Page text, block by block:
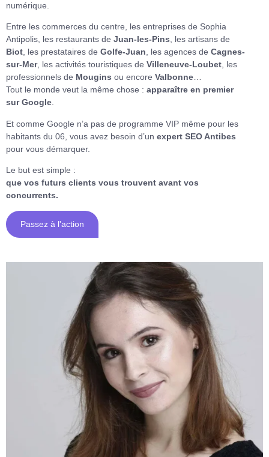
numérique.
Entre les commerces du centre, les entreprises de Sophia
Antipolis, les restaurants de Juan-les-Pins, les artisans de
Biot, les prestataires de Golfe-Juan, les agences de Cagnes-
sur-Mer, les activités touristiques de Villeneuve-Loubet, les
professionnels de Mougins ou encore Valbonne…
Tout le monde veut la même chose : apparaître en premier
sur Google.
Et comme Google n’a pas de programme VIP même pour les
habitants du 06, vous avez besoin d’un expert SEO Antibes
pour vous démarquer.
Le but est simple :
que vos futurs clients vous trouvent avant vos
concurrents.
Passez à l'action